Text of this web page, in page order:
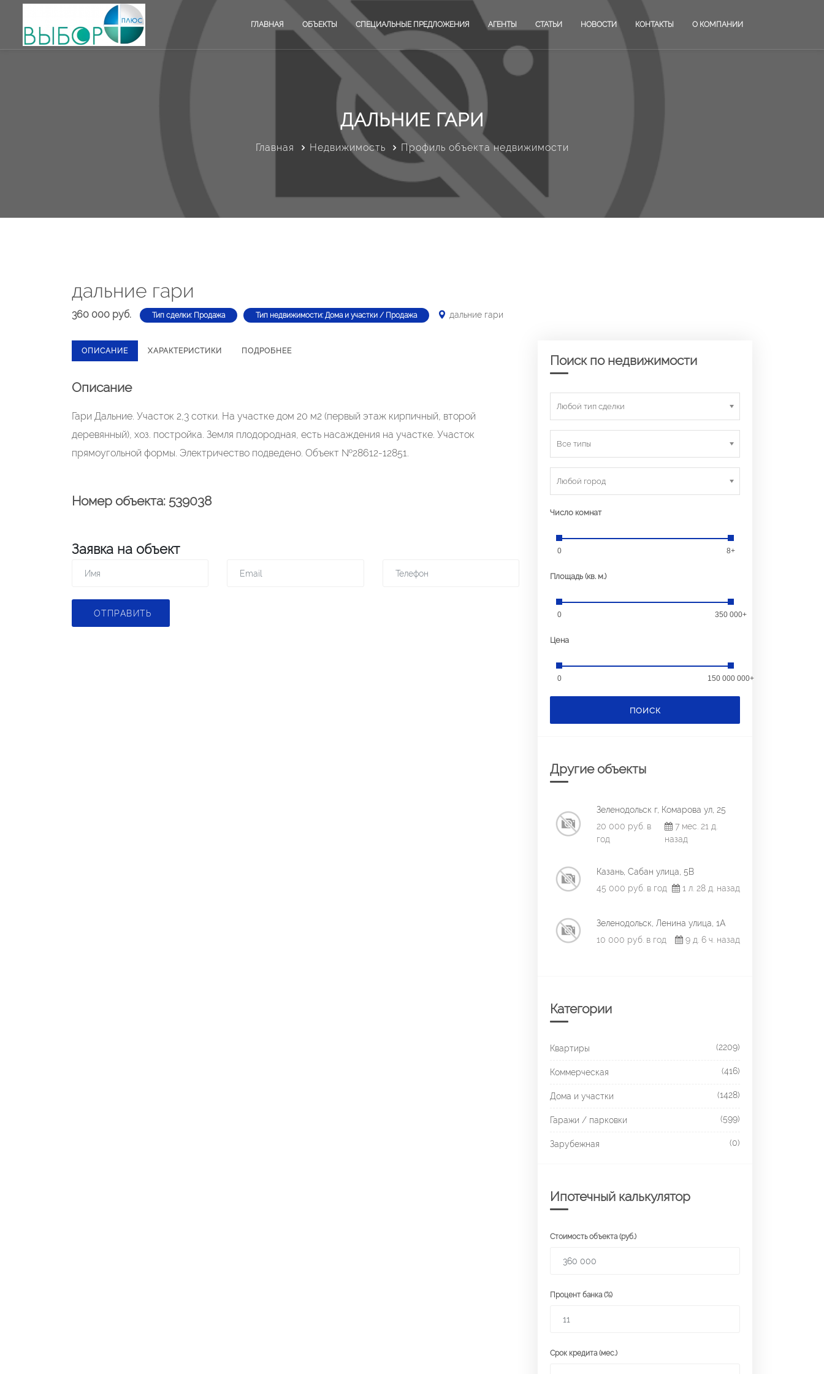
ГЛАВНАЯ ОБЪЕКТЫ СПЕЦИАЛЬНЫЕ ПРЕДЛОЖЕНИЯ АГЕНТЫ СТАТЬИ НОВОСТИ КОНТАКТЫ О КОМПАНИИ
ДАЛЬНИЕ ГАРИ
Главная Недвижимость Профиль объекта недвижимости
дальние гари
360 000 руб. Тип сделки: Продажа Тип недвижимости: Дома и участки / Продажа дальние гари
ОПИСАНИЕ ХАРАКТЕРИСТИКИ ПОДРОБНЕЕ
Описание
Гари Дальние. Участок 2,3 сотки. На участке дом 20 м2 (первый этаж кирпичный, второй
деревянный), хоз. постройка. Земля плодородная, есть насаждения на участке. Участок
прямоугольной формы. Электричество подведено. Объект №28612-12851.
Номер объекта: 539038
Заявка на объект
ОТПРАВИТЬ
Поиск по недвижимости
Любой тип сделки
Все типы
Любой город
Число комнат
0 8+
Площадь (кв. м.)
0 350 000+
Цена
0 150 000 000+
ПОИСК
Другие объекты
Зеленодольск г, Комарова ул, 25
20 000 руб. в
год
7 мес. 21 д.
назад
Казань, Сабан улица, 5В
45 000 руб. в год
1 л. 28 д. назад
Зеленодольск, Ленина улица, 1А
10 000 руб. в год
9 д. 6 ч. назад
Категории
Квартиры (2209)
Коммерческая (416)
Дома и участки (1428)
Гаражи / парковки (599)
Зарубежная (0)
Ипотечный калькулятор
Стоимость объекта (руб.)
Процент банка (%)
Срок кредита (мес.)